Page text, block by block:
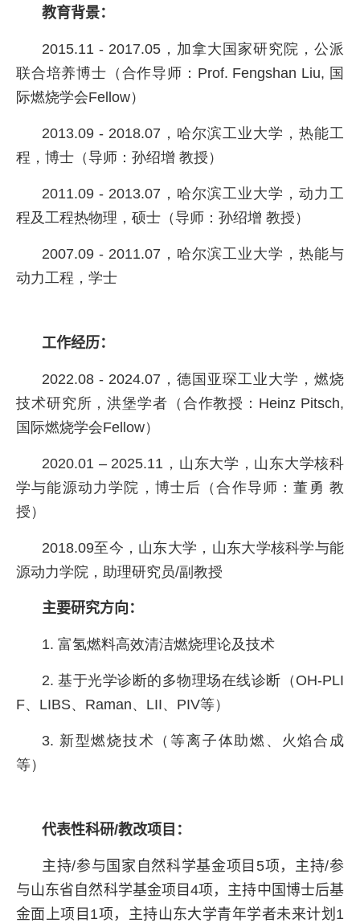
教育背景：
2015.11 - 2017.05，加拿大国家研究院，公派
联合培养博士（合作导师： Prof. Fengshan Liu, 国
际燃烧学会Fellow）
2013.09 - 2018.07，哈尔滨工业大学，热能工
程，博士（导师：孙绍增 教授）
2011.09 - 2013.07，哈尔滨工业大学，动力工
程及工程热物理，硕士（导师：孙绍增 教授）
2007.09 - 2011.07，哈尔滨工业大学，热能与
动力工程，学士
工作经历：
2022.08 - 2024.07，德国亚琛工业大学，燃烧
技术研究所，洪堡学者（合作教授： Heinz Pitsch,
国际燃烧学会Fellow）
2020.01 – 2025.11，山东大学，山东大学核科
学与能源动力学院，博士后（合作导师：董勇 教
授）
2018.09至今，山东大学，山东大学核科学与能
源动力学院，助理研究员/副教授
主要研究方向：
1. 富氢燃料高效清洁燃烧理论及技术
2. 基于光学诊断的多物理场在线诊断（ OH-PLI
F、 LIBS、 Raman、 LII、 PIV等）
3. 新型燃烧技术（等离子体助燃、火焰合成
等）
代表性科研/教改项目：
主持/参与国家自然科学基金项目 5项，主持/参
与山东省自然科学基金项目4项，主持中国博士后基
金面上项目 1项，主持山东大学青年学者未来计划 1